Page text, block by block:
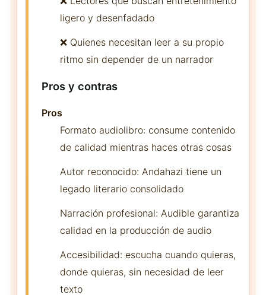
ligero y desenfadado
❌ Quienes necesitan leer a su propio
ritmo sin depender de un narrador
Pros y contras
Pros
Formato audiolibro: consume contenido
de calidad mientras haces otras cosas
Autor reconocido: Andahazi tiene un
legado literario consolidado
Narración profesional: Audible garantiza
calidad en la producción de audio
Accesibilidad: escucha cuando quieras,
donde quieras, sin necesidad de leer
texto